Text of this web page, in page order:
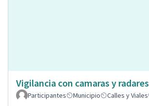
Vigilancia con camaras y radares
Participantes
Municipio Calles y Viales